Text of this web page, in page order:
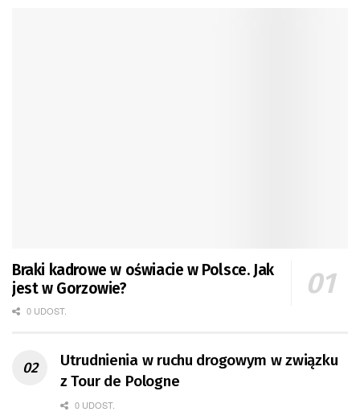
Braki kadrowe w oświacie w Polsce. Jak
jest w Gorzowie?
0 UDOST.
Utrudnienia w ruchu drogowym w związku
z Tour de Pologne
0 UDOST.